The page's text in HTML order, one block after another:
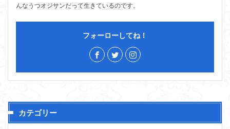
んなうつオジサンだって生きているのです。
フォーローしてね！
カテゴリー